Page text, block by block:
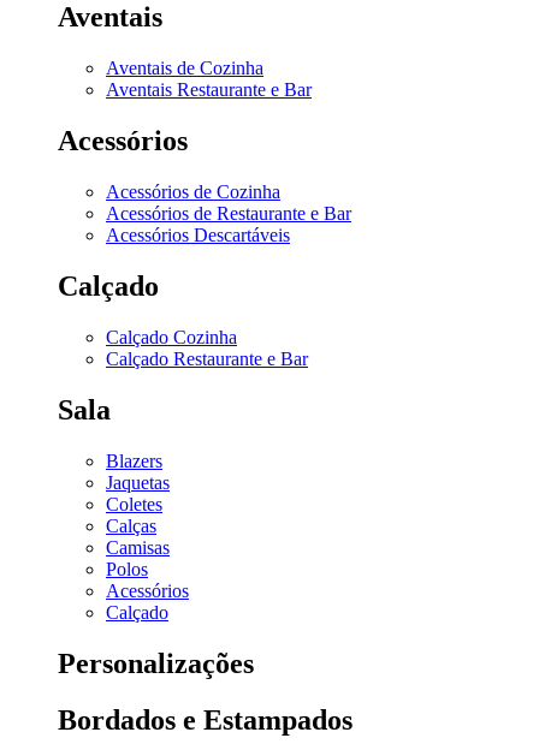
Aventais
Aventais de Cozinha
Aventais Restaurante e Bar
Acessórios
Acessórios de Cozinha
Acessórios de Restaurante e Bar
Acessórios Descartáveis
Calçado
Calçado Cozinha
Calçado Restaurante e Bar
Sala
Blazers
Jaquetas
Coletes
Calças
Camisas
Polos
Acessórios
Calçado
Personalizações
Bordados e Estampados